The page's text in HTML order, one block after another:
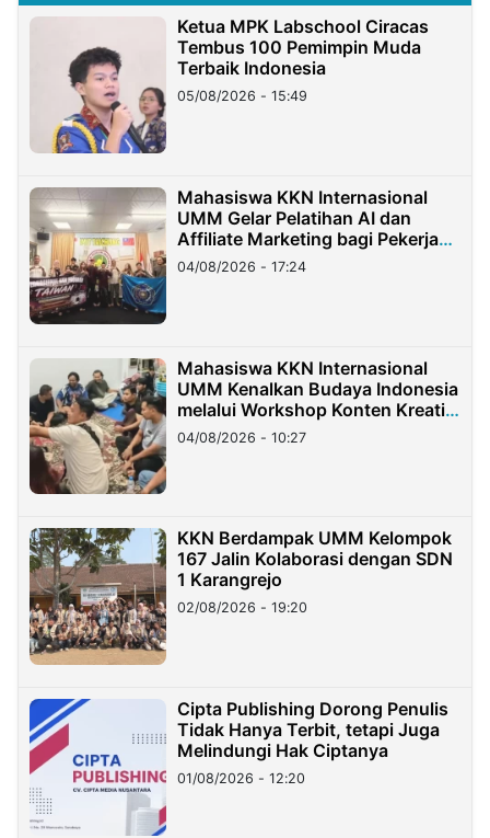
Ketua MPK Labschool Ciracas
Tembus 100 Pemimpin Muda
Terbaik Indonesia
05/08/2026 - 15:49
Mahasiswa KKN Internasional
UMM Gelar Pelatihan AI dan
Affiliate Marketing bagi Pekerja
Migran Indonesia di Taiwan
04/08/2026 - 17:24
Mahasiswa KKN Internasional
UMM Kenalkan Budaya Indonesia
melalui Workshop Konten Kreatif
di Taiwan
04/08/2026 - 10:27
KKN Berdampak UMM Kelompok
167 Jalin Kolaborasi dengan SDN
1 Karangrejo
02/08/2026 - 19:20
Cipta Publishing Dorong Penulis
Tidak Hanya Terbit, tetapi Juga
Melindungi Hak Ciptanya
01/08/2026 - 12:20